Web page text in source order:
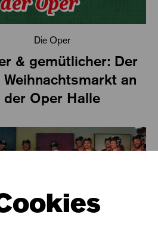
Die Oper
& gemütlicher: Der
Weihnachtsmarkt an
der Oper Halle